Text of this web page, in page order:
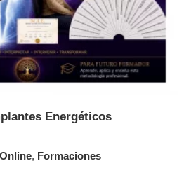
Energéticos
, Formaciones